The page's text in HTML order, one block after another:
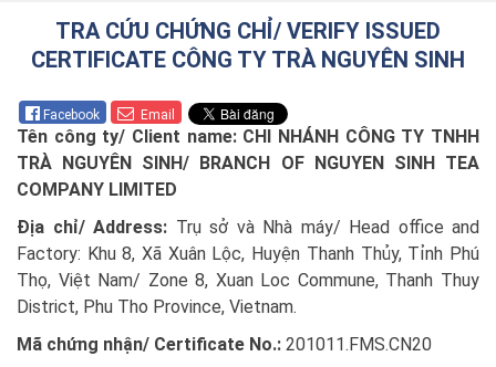
TRA CỨU CHỨNG CHỈ/ VERIFY ISSUED
CERTIFICATE CÔNG TY TRÀ NGUYÊN SINH
Facebook Email
Tên công ty/ Client name: CHI NHÁNH CÔNG TY TNHH
TRÀ NGUYÊN SINH/ BRANCH OF NGUYEN SINH TEA
COMPANY LIMITED
Địa chỉ/ Address: Trụ sở và Nhà máy/ Head office and
Factory: Khu 8, Xã Xuân Lộc, Huyện Thanh Thủy, Tỉnh Phú
Thọ, Việt Nam/ Zone 8, Xuan Loc Commune, Thanh Thuy
District, Phu Tho Province, Vietnam.
Mã chứng nhận/ Certificate No.: 201011.FMS.CN20